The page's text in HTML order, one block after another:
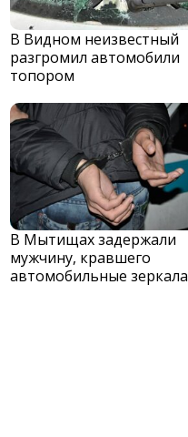
В Видном неизвестный
разгромил автомобили
топором
В Мытищах задержали
мужчину, кравшего
автомобильные зеркала